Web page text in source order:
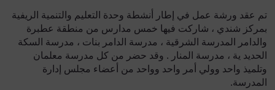
تم عقد ورشة عمل في إطار أنشطة وحدة التعليم والتنمية الريفية
بمركز شندي ، شاركت فيها خمس مدارس من منطقة عطبرة
والدامر المدرسة الشرقية ، مدرسة الدامر بنات ، مدرسة السكة
الحديد ية ، مدرسة المنار . وقد حضر من كل مدرسة معلمان
وتلميذ واحد وولي أمر واحد وواحد من أعضاء مجلس إدارة
المدرسة.